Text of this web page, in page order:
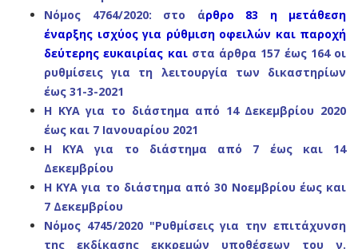
Νόμος 4764/2020: στο άρθρο 83 η μετάθεση
έναρξης ισχύος για ρύθμιση οφειλών και παροχή
δεύτερης ευκαιρίας και στα άρθρα 157 έως 164 οι
ρυθμίσεις για τη λειτουργία των δικαστηρίων
έως 31-3-2021
Η ΚΥΑ για το διάστημα από 14 Δεκεμβρίου 2020
έως και 7 Ιανουαρίου 2021
Η ΚΥΑ για το διάστημα από 7 έως και 14
Δεκεμβρίου
Η ΚΥΑ για το διάστημα από 30 Νοεμβρίου έως και
7 Δεκεμβρίου
Νόμος 4745/2020 "Ρυθμίσεις για την επιτάχυνση
της εκδίκασης εκκρεμών υποθέσεων του ν.